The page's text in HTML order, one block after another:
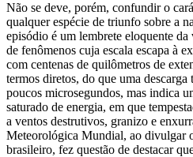
Não se deve, porém, confundir o
qualquer espécie de triunfo sobre a
episódio é um lembrete eloquente
de fenômenos cuja escala escapa à
com centenas de quilômetros de
termos diretos, do que uma
poucos microsegundos, mas indica
saturado de energia, em que
a ventos destrutivos, granizo e
Meteorológica Mundial, ao divulgar
brasileiro, fez questão de destacar